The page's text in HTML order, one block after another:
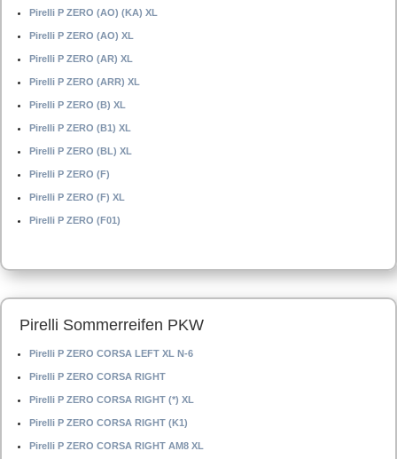
Pirelli P ZERO (AO) (KA) XL
Pirelli P ZERO (AO) XL
Pirelli P ZERO (AR) XL
Pirelli P ZERO (ARR) XL
Pirelli P ZERO (B) XL
Pirelli P ZERO (B1) XL
Pirelli P ZERO (BL) XL
Pirelli P ZERO (F)
Pirelli P ZERO (F) XL
Pirelli P ZERO (F01)
Pirelli Sommerreifen PKW
Pirelli P ZERO CORSA LEFT XL N-6
Pirelli P ZERO CORSA RIGHT
Pirelli P ZERO CORSA RIGHT (*) XL
Pirelli P ZERO CORSA RIGHT (K1)
Pirelli P ZERO CORSA RIGHT AM8 XL